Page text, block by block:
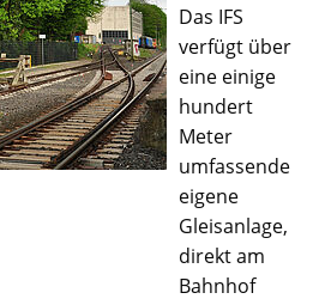
Das IFS
verfügt über
eine einige
hundert
Meter
umfassende
eigene
Gleisanlage,
direkt am
Bahnhof